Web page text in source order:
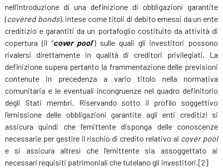
nell’introduzione di una definizione di obbligazioni garantite
(covered bonds), intese come titoli di debito emessi da un ente
creditizio e garantiti da un portafoglio costituito da attività di
copertura (il “cover pool”) sulle quali gli investitori possono
rivalersi direttamente in qualità di creditori privilegiati. La
definizione supera pertanto la frammentazione delle previsioni
contenute in precedenza a vario titolo nella normativa
comunitaria e le eventuali incongruenze nel quadro definitorio
degli Stati membri. Riservando sotto il profilo soggettivo
l’emissione delle obbligazioni garantite agli enti creditizi si
assicura quindi che l’emittente disponga delle conoscenze
necessarie per gestire il rischio di credito relativo al cover pool
e si assicura altresì che l’emittente sia assoggettato ai
necessari requisiti patrimoniali che tutelano gli investitori.[2]